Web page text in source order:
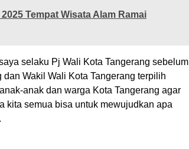
Tempat Wisata Alam Ramai
selaku Pj Wali Kota Tangerang sebelum
Wakil Wali Kota Tangerang terpilih
anak dan warga Kota Tangerang agar
kita semua bisa untuk mewujudkan apa